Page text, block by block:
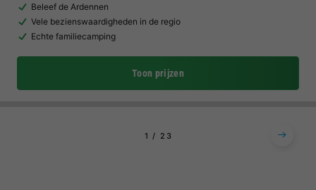
Beleef de Ardennen
Vele bezienswaardigheden in de regio
Echte familiecamping
Toon prijzen
1 2 3